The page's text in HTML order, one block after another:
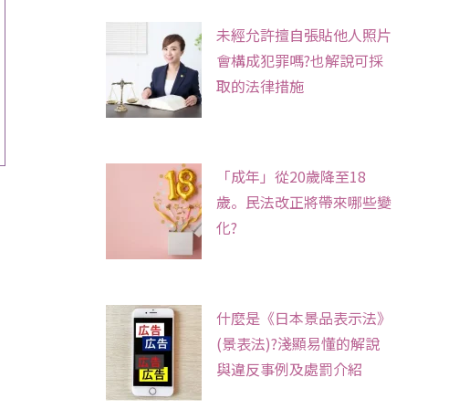
未經允許擅自張貼他人照片
會構成犯罪嗎?也解說可採
取的法律措施
「成年」從20歲降至18
歲。民法改正將帶來哪些變
化?
什麼是《日本景品表示法》
(景表法)?淺顯易懂的解說
與違反事例及處罰介紹